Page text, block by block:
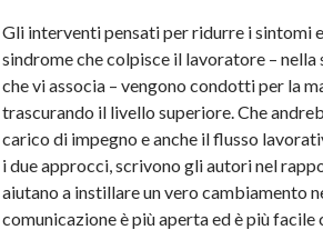
Gli interventi pensati per ridurre i sintomi
sindrome che colpisce il lavoratore –
che vi associa – vengono condotti per la
trascurando il livello superiore. Che
carico di impegno e anche il flusso
i due approcci, scrivono gli autori nel
aiutano a instillare un vero cambiamento
comunicazione è più aperta ed è più